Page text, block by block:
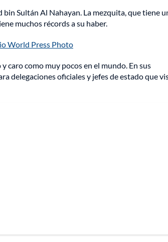
Sultán Al Nahayan. La mezquita, que tiene
muchos récords a su haber.
World Press Photo
caro como muy pocos en el mundo. En sus
delegaciones oficiales y jefes de estado que